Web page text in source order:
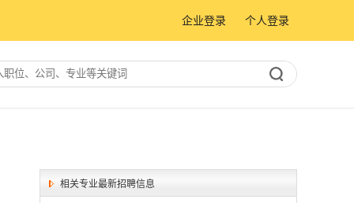
企业登录 个人登录
相关专业最新招聘信息